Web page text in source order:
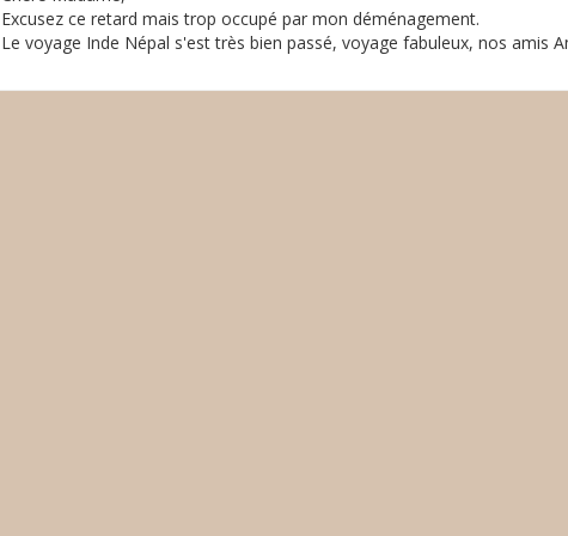
Excusez ce retard mais trop occupé par mon déménagement.
Le voyage Inde Népal s'est très bien passé, voyage fabuleux, nos amis